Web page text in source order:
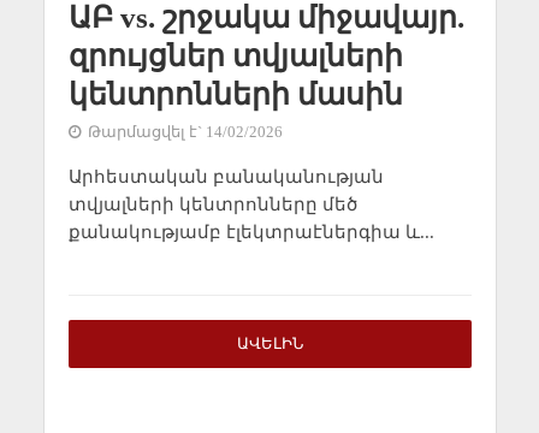
ԱԲ vs. շրջակա միջավայր.
զրույցներ տվյալների
կենտրոնների մասին
Թարմացվել է` 14/02/2026
Արհեստական բանականության
տվյալների կենտրոնները մեծ
քանակությամբ էլեկտրաէներգիա և...
ԱՎԵԼԻՆ